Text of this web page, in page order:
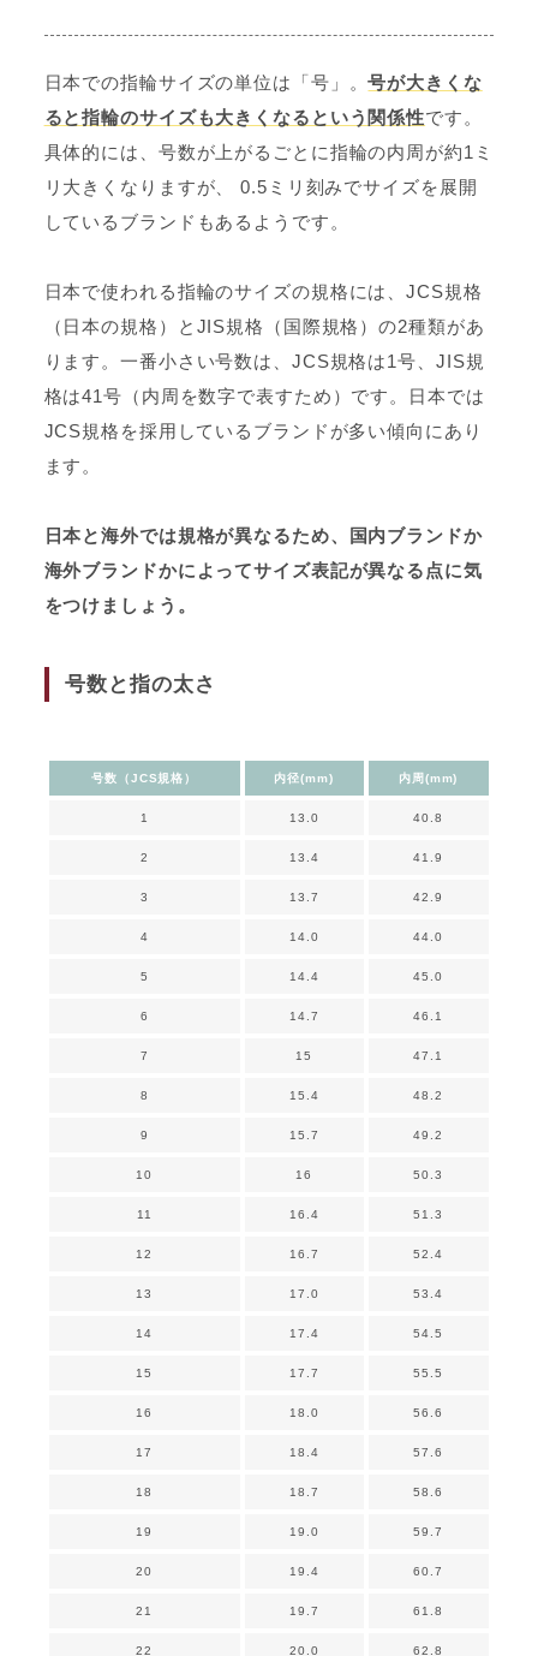
日本での指輪サイズの単位は「号」。号が大きくな
ると指輪のサイズも大きくなるという関係性です。
具体的には、号数が上がるごとに指輪の内周が約1ミ
リ大きくなりますが、 0.5ミリ刻みでサイズを展開
しているブランドもあるようです。
日本で使われる指輪のサイズの規格には、JCS規格
（日本の規格）とJIS規格（国際規格）の2種類があ
ります。一番小さい号数は、JCS規格は1号、JIS規
格は41号（内周を数字で表すため）です。日本では
JCS規格を採用しているブランドが多い傾向にあり
ます。
日本と海外では規格が異なるため、国内ブランドか
海外ブランドかによってサイズ表記が異なる点に気
をつけましょう。
号数と指の太さ
号数（JCS規格） 内径(mm) 内周(mm)
1 13.0 40.8
2 13.4 41.9
3 13.7 42.9
4 14.0 44.0
5 14.4 45.0
6 14.7 46.1
7 15 47.1
8 15.4 48.2
9 15.7 49.2
10 16 50.3
11 16.4 51.3
12 16.7 52.4
13 17.0 53.4
14 17.4 54.5
15 17.7 55.5
16 18.0 56.6
17 18.4 57.6
18 18.7 58.6
19 19.0 59.7
20 19.4 60.7
21 19.7 61.8
22 20.0 62.8